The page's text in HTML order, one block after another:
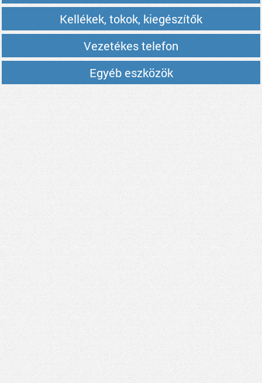
Kellékek, tokok, kiegészítők
Vezetékes telefon
Egyéb eszközök